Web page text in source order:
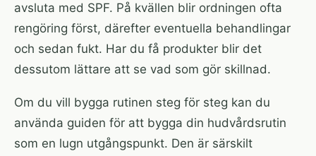
avsluta med SPF. På kvällen blir ordningen ofta
rengöring först, därefter eventuella behandlingar
och sedan fukt. Har du få produkter blir det
dessutom lättare att se vad som gör skillnad.
Om du vill bygga rutinen steg för steg kan du
använda guiden för att bygga din hudvårdsrutin
som en lugn utgångspunkt. Den är särskilt